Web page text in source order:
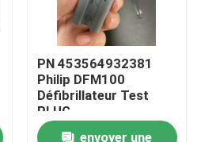
PN 453564932381
Philip DFM100
Défibrillateur Test
PLUG
REF:989803171271
envoyer une